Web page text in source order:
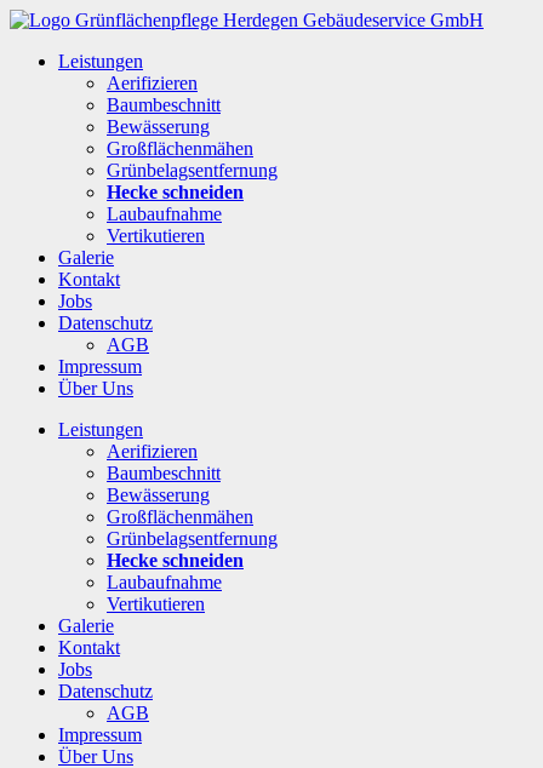
Leistungen
Aerifizieren
Baumbeschnitt
Bewässerung
Großflächenmähen
Grünbelagsentfernung
Hecke schneiden
Laubaufnahme
Vertikutieren
Galerie
Kontakt
Jobs
Datenschutz
AGB
Impressum
Über Uns
Leistungen
Aerifizieren
Baumbeschnitt
Bewässerung
Großflächenmähen
Grünbelagsentfernung
Hecke schneiden
Laubaufnahme
Vertikutieren
Galerie
Kontakt
Jobs
Datenschutz
AGB
Impressum
Über Uns